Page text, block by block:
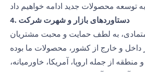
4. دستاوردهای بازار و شهرت شرکت
به لطف حمایت و محبت مشتریان
داخل و خارج از کشور، محصولات ما بوده
از جمله اروپا، آمریکا، خاورمیانه،